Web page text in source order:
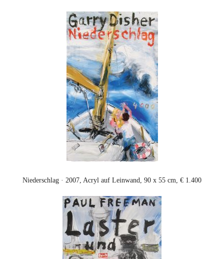
Niederschlag · 2007, Acryl auf Leinwand, 90 x 55 cm, € 1.400